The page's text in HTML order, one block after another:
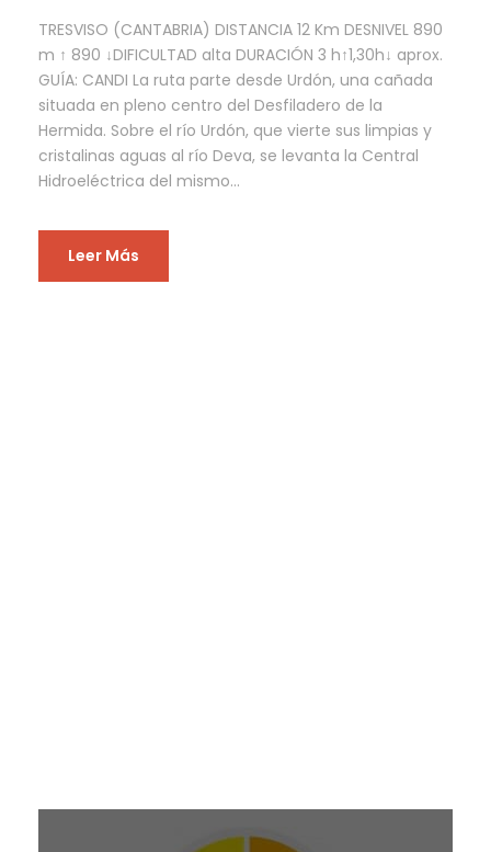
TRESVISO (CANTABRIA) DISTANCIA 12 Km DESNIVEL 890
m ↑ 890 ↓DIFICULTAD alta DURACIÓN 3 h↑1,30h↓ aprox.
GUÍA: CANDI La ruta parte desde Urdón, una cañada
situada en pleno centro del Desfiladero de la
Hermida. Sobre el río Urdón, que vierte sus limpias y
cristalinas aguas al río Deva, se levanta la Central
Hidroeléctrica del mismo...
Leer Más